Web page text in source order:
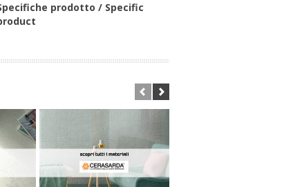
prodotto / Specific